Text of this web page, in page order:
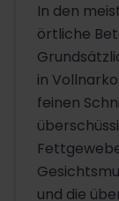
In den
örtliche
in
feinen
und die